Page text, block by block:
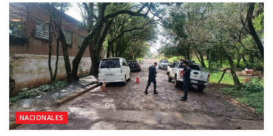
NACIONALES